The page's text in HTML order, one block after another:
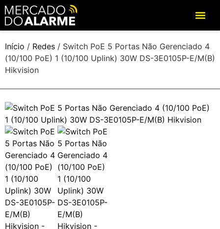
Início / Redes / Switch PoE 5 Portas Não Gerenciado 4
(10/100 PoE) 1 (10/100 Uplink) 30W DS-3E0105P-E/M(B)
Hikvision